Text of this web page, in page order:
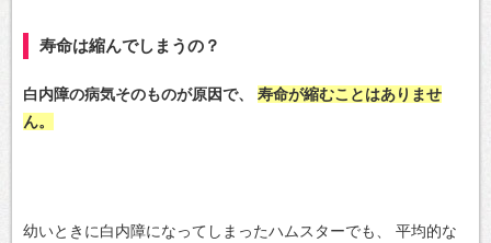
寿命は縮んでしまうの？
白内障の病気そのものが原因で、
寿命が縮むことはありませ
ん。
幼いときに白内障になってしまったハムスターでも、
平均的な